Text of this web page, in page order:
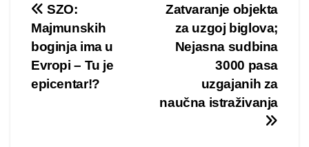
Kretanje
članka
Zatvaranje objekta
za uzgoj biglova;
Nejasna sudbina
3000 pasa
uzgajanih za
naučna istraživanja
SZO:
Majmunskih
boginja ima u
Evropi – Tu je
epicentar!?